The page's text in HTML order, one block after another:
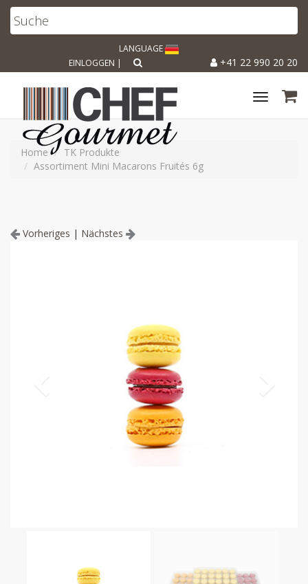
LANGUAGE
+41 22 990 20 20
EINLOGGEN |
Toggle
Home
TK Produkte
Assortiment Mini Macarons Fruités 6g
Vorheriges | Nächstes